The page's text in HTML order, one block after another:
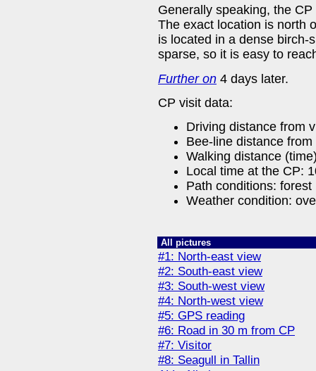
Generally speaking, the
The exact location is north
is located in a dense birch-
sparse, so it is easy to
Further on 4 days later.
CP visit data:
Driving distance from
Bee-line distance
Walking distance
Local time at the CP:
Path conditions:
Weather condition:
All pictures
#1: North-east view
#2: South-east view
#3: South-west view
#4: North-west view
#5: GPS reading
#6: Road in 30 m from CP
#7: Visitor
#8: Seagull in Tallin